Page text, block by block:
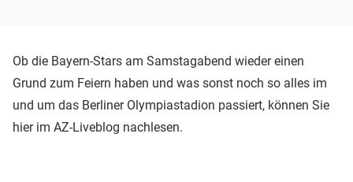
Ob die Bayern-Stars am Samstagabend wieder einen
Grund zum Feiern haben und was sonst noch so alles im
und um das Berliner Olympiastadion passiert, können Sie
hier im AZ-Liveblog nachlesen.